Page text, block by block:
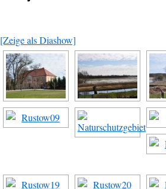
[Zeige als Diashow]